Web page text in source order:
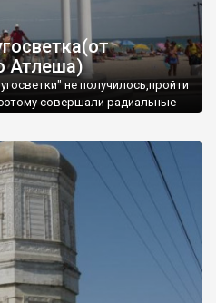
Атлеша)
не получилось,пройти
совершали радиальные